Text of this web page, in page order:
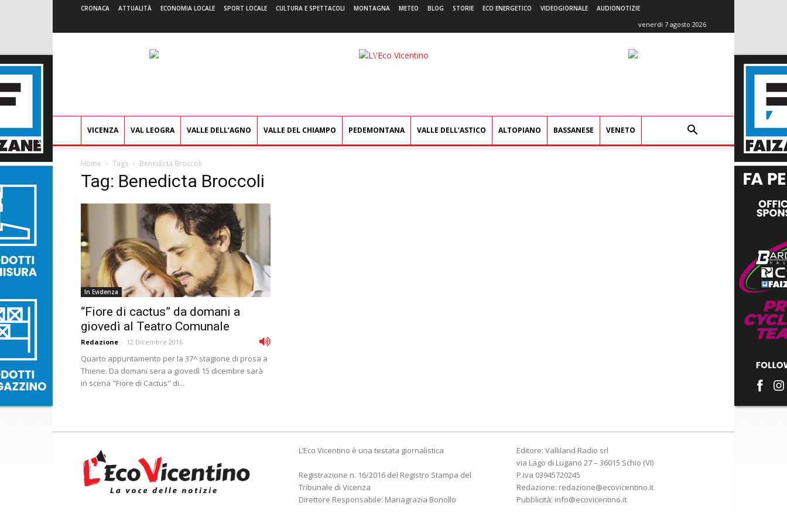
CRONACA ATTUALITÀ ECONOMIA LOCALE SPORT LOCALE CULTURA E SPETTACOLI MONTAGNA METEO BLOG STORIE ECO ENERGETICO VIDEOGIORNALE AUDIONOTIZIE
venerdì 7 agosto 2026
L'Eco
VICENZA VAL LEOGRA VALLE DELL’AGNO VALLE DEL CHIAMPO PEDEMONTANA VALLE DELL’ASTICO ALTOPIANO BASSANESE VENETO
Home Tags Benedicta Broccoli
Tag: Benedicta Broccoli
In Evidenza
“Fiore di cactus” da domani a
giovedì al Teatro Comunale
Redazione - 12 Dicembre 2016
Quarto appuntamento per la 37^ stagione di prosa a
Thiene. Da domani sera a giovedì 15 dicembre sarà
in scena "Fiore di Cactus" di...
L’Eco Vicentino è una testata giornalistica
Registrazione n. 16/2016 del Registro Stampa del
Tribunale di Vicenza
Direttore Responsabile: Mariagrazia Bonollo
Editore: Valliland Radio srl
via Lago di Lugano 27 – 36015 Schio (VI)
P.Iva 03945720245
Redazione: redazione@ecovicentino.it
Pubblicità: info@ecovicentino.it